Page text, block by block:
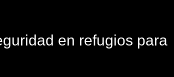
en refugios para